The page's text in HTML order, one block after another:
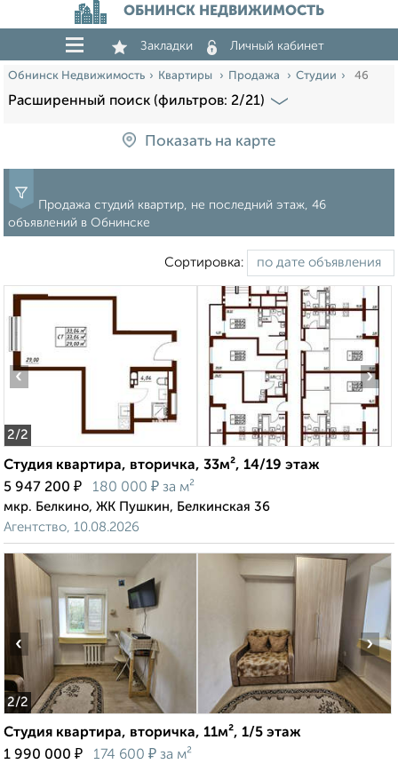
ОБНИНСК НЕДВИЖИМОСТЬ
Закладки Личный кабинет
Обнинск Недвижимость Квартиры Продажа Студии 46
Расширенный поиск (фильтров: 2/21)
Показать на карте
Продажа студий квартир, не последний этаж, 46
объявлений в Обнинске
Сортировка:
2/2
‹ ›
Студия квартира, вторичка, 33м², 14/19 этаж
5 947 200 ₽ 180 000 ₽ за м²
мкр. Белкино, ЖК Пушкин, Белкинская 36
Агентство, 10.08.2026
2/2
‹ ›
Студия квартира, вторичка, 11м², 1/5 этаж
1 990 000 ₽ 174 600 ₽ за м²